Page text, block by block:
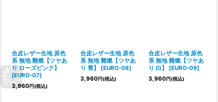
合皮レザー生地 原色
系 無地 難燃【ツヤあ
り ローズピンク】
[EURO-07]
3,960円(税込)
合皮レザー生地 原色
系 無地 難燃【ツヤあ
り 青】
[EURO-08]
3,960円(税込)
合皮レザー生地 原色
系 無地 難燃【ツヤあ
り 白】
[EURO-09]
3,960円(税込)